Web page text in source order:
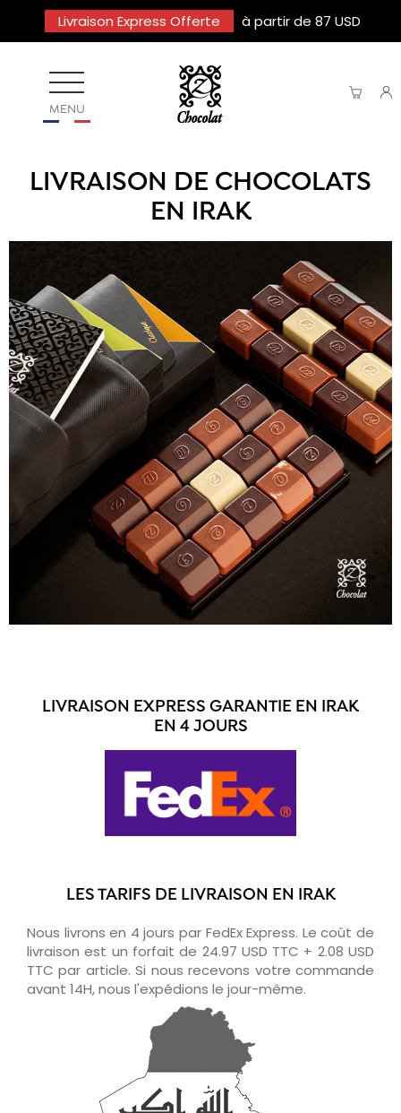
Livraison Express Offerte à partir de 87 USD
MENU
LIVRAISON DE CHOCOLATS
EN IRAK
LIVRAISON EXPRESS GARANTIE EN IRAK
EN 4 JOURS
LES TARIFS DE LIVRAISON EN IRAK
Nous livrons en 4 jours par FedEx Express. Le coût de
livraison est un forfait de 24.97 USD TTC + 2.08 USD
TTC par article. Si nous recevons votre commande
avant 14H, nous l'expédions le jour-même.